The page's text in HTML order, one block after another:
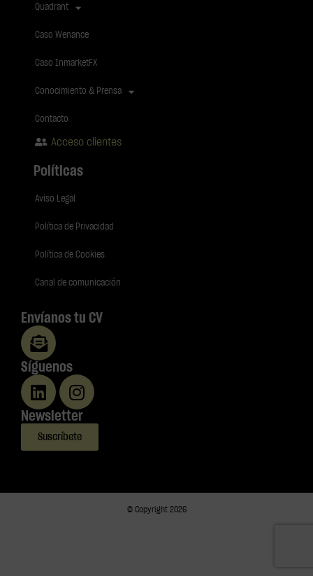
Quadrant
Caso Wenance
Caso InmarketFX
Conocimiento & Prensa
Contacto
Acceso clientes
Políticas
Aviso Legal
Política de Privacidad
Política de Cookies
Canal de comunicación
Envíanos tu CV
Síguenos
Newsletter
Suscríbete
© Copyright 2026